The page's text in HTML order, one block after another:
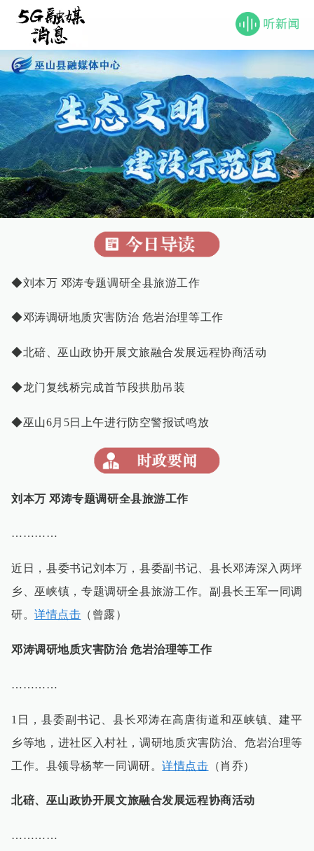
◆刘本万 邓涛专题调研全县旅游工作
◆邓涛调研地质灾害防治 危岩治理等工作
◆北碚、巫山政协开展文旅融合发展远程协商活动
◆龙门复线桥完成首节段拱肋吊装
◆巫山6月5日上午进行防空警报试鸣放
刘本万 邓涛专题调研全县旅游工作
…………
近日，县委书记刘本万，县委副书记、县长邓涛深入两坪
乡、巫峡镇，专题调研全县旅游工作。副县长王军一同调
研。详情点击 （曾露）
邓涛调研地质灾害防治 危岩治理等工作
…………
1日，县委副书记、县长邓涛在高唐街道和巫峡镇、建平
乡等地，进社区入村社，调研地质灾害防治、危岩治理等
工作。县领导杨苹一同调研。详情点击 （肖乔）
北碚、巫山政协开展文旅融合发展远程协商活动
…………